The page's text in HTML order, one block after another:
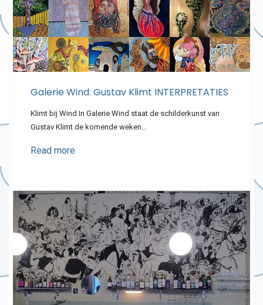
Galerie Wind: Gustav Klimt INTERPRETATIES
Klimt bij Wind In Galerie Wind staat de schilderkunst van
Gustav Klimt de komende weken…
Read more